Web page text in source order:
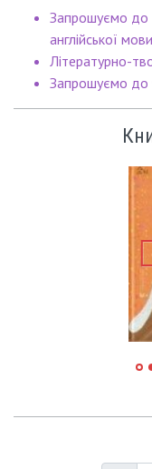
Запрошуємо до
англійської мови
Літературно-
Запрошуємо до